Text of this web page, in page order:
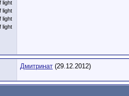
Дмитринат (29.12.2012)